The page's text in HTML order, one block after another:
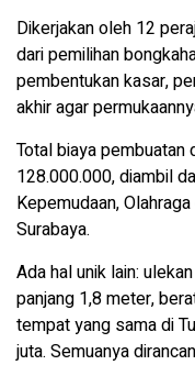
Dikerjakan oleh 12
dari pemilihan
pembentukan kasar,
akhir agar
Total biaya pembuatan
128.000.000, diambil
Kepemudaan,
Surabaya.
Ada hal unik lain:
panjang 1,8 meter,
tempat yang sama di
juta. Semuanya